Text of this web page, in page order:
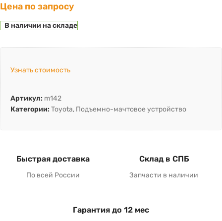
Цена по запросу
В наличии на складе
Узнать стоимость
Артикул: m142
Категории: Toyota, Подъемно-мачтовое устройство
Быстрая доставка
По всей России
Склад в СПБ
Запчасти в наличии
Гарантия до 12 мес